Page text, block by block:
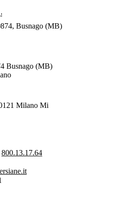
Busnago (MB)
Busnago (MB)
Milano Mi
800.13.17.64